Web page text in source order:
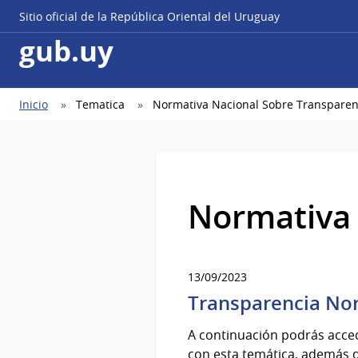
Sitio oficial de la República Oriental del Uruguay
gub.uy
Ruta
Inicio Tematica Normativa Nacional Sobre
13/09/2023
Transparencia
A continuación podrás
con esta temática, además